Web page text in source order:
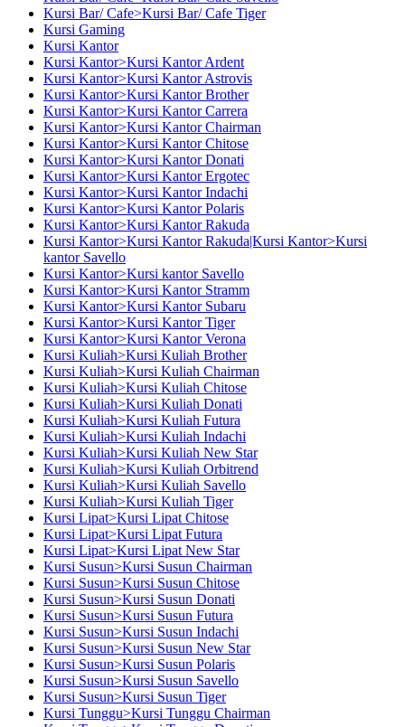
Kursi Bar/ Cafe>Kursi Bar/ Cafe Tiger
Kursi Gaming
Kursi Kantor
Kursi Kantor>Kursi Kantor Ardent
Kursi Kantor>Kursi Kantor Astrovis
Kursi Kantor>Kursi Kantor Brother
Kursi Kantor>Kursi Kantor Carrera
Kursi Kantor>Kursi Kantor Chairman
Kursi Kantor>Kursi Kantor Chitose
Kursi Kantor>Kursi Kantor Donati
Kursi Kantor>Kursi Kantor Ergotec
Kursi Kantor>Kursi Kantor Indachi
Kursi Kantor>Kursi Kantor Polaris
Kursi Kantor>Kursi Kantor Rakuda
Kursi Kantor>Kursi Kantor Rakuda|Kursi Kantor>Kursi
kantor Savello
Kursi Kantor>Kursi kantor Savello
Kursi Kantor>Kursi Kantor Stramm
Kursi Kantor>Kursi Kantor Subaru
Kursi Kantor>Kursi Kantor Tiger
Kursi Kantor>Kursi Kantor Verona
Kursi Kuliah>Kursi Kuliah Brother
Kursi Kuliah>Kursi Kuliah Chairman
Kursi Kuliah>Kursi Kuliah Chitose
Kursi Kuliah>Kursi Kuliah Donati
Kursi Kuliah>Kursi Kuliah Futura
Kursi Kuliah>Kursi Kuliah Indachi
Kursi Kuliah>Kursi Kuliah New Star
Kursi Kuliah>Kursi Kuliah Orbitrend
Kursi Kuliah>Kursi Kuliah Savello
Kursi Kuliah>Kursi Kuliah Tiger
Kursi Lipat>Kursi Lipat Chitose
Kursi Lipat>Kursi Lipat Futura
Kursi Lipat>Kursi Lipat New Star
Kursi Susun>Kursi Susun Chairman
Kursi Susun>Kursi Susun Chitose
Kursi Susun>Kursi Susun Donati
Kursi Susun>Kursi Susun Futura
Kursi Susun>Kursi Susun Indachi
Kursi Susun>Kursi Susun New Star
Kursi Susun>Kursi Susun Polaris
Kursi Susun>Kursi Susun Savello
Kursi Susun>Kursi Susun Tiger
Kursi Tunggu>Kursi Tunggu Chairman